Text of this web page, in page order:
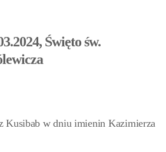
Święto św.
Kusibab w dniu imienin Kazimierza